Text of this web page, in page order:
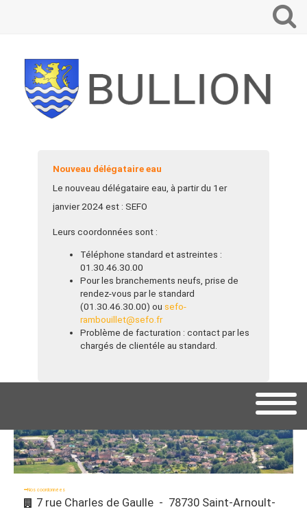
Que
voulez-
Nouveau délégataire eau
Le nouveau délégataire eau, à partir du 1er
janvier 2024 est : SEFO
Leurs coordonnées sont :
Téléphone standard et astreintes :
01.30.46.30.00
Pour les branchements neufs, prise de
rendez-vous par le standard
(01.30.46.30.00) ou sefo-
rambouillet@sefo.fr
Problème de facturation : contact par les
chargés de clientéle au standard.
Nos coordonnées
7 rue Charles de Gaulle - 78730 Saint-Arnoult-